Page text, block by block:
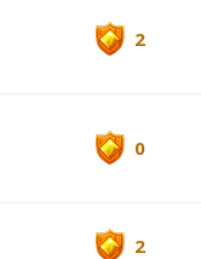
2
0
2